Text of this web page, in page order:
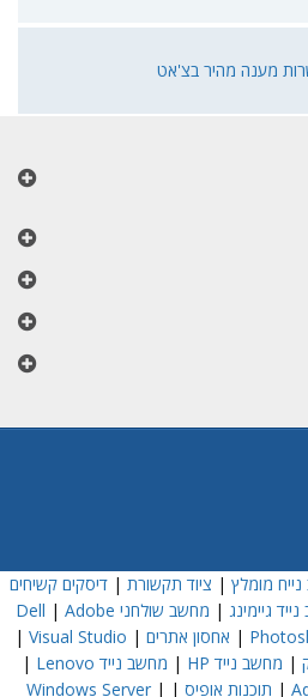
מענה מהיר בצ'אט
מומלץ | ציוד תקשורת |דיסקים קשיחים
גיימינג | מחשב שולחני Dell | Adobe
| אחסון אתרים |
Visual Studio
|
| מחשב נייד HP | מחשב נייד Lenovo
|
| תוכנות אופיס |
Windows Server|